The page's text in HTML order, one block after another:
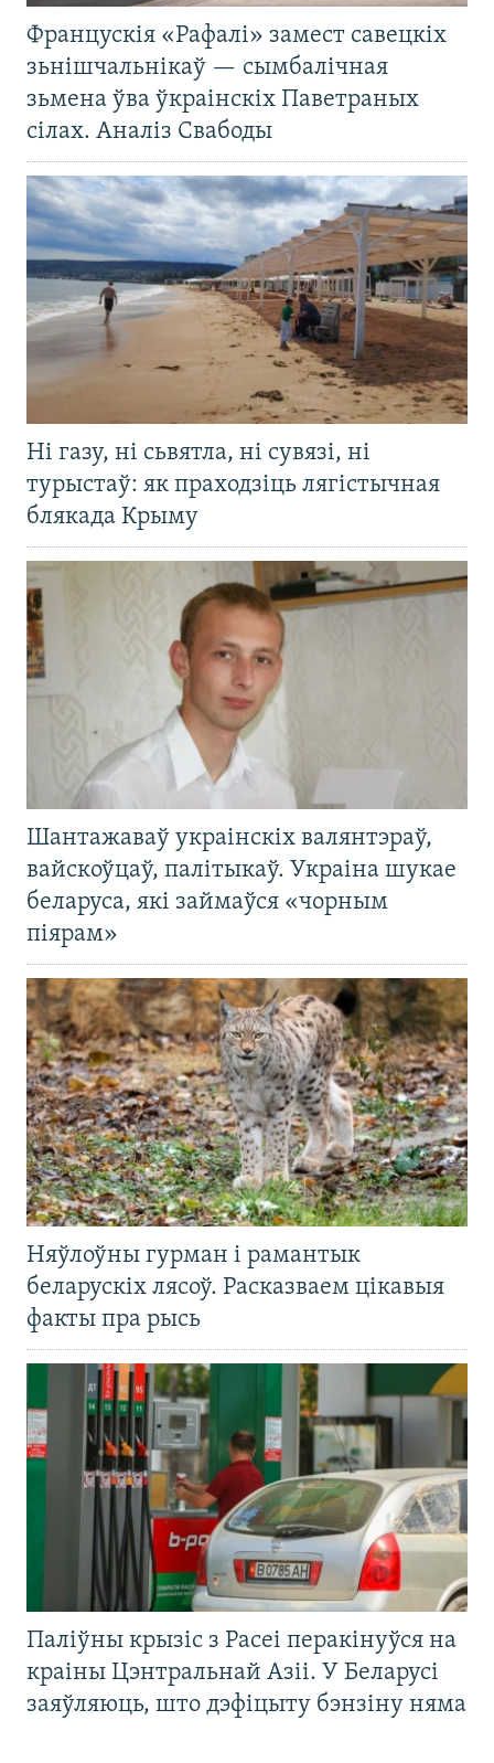
Францускія «Рафалі» замест савецкіх
зьнішчальнікаў — сымбалічная
зьмена ўва ўкраінскіх Паветраных
сілах. Аналіз Свабоды
Ні газу, ні сьвятла, ні сувязі, ні
турыстаў: як праходзіць лягістычная
блякада Крыму
Шантажаваў украінскіх валянтэраў,
вайскоўцаў, палітыкаў. Украіна шукае
беларуса, які займаўся «чорным
піярам»
Няўлоўны гурман і рамантык
беларускіх лясоў. Расказваем цікавыя
факты пра рысь
Паліўны крызіс з Расеі перакінуўся на
краіны Цэнтральнай Азіі. У Беларусі
заяўляюць, што дэфіцыту бэнзіну няма